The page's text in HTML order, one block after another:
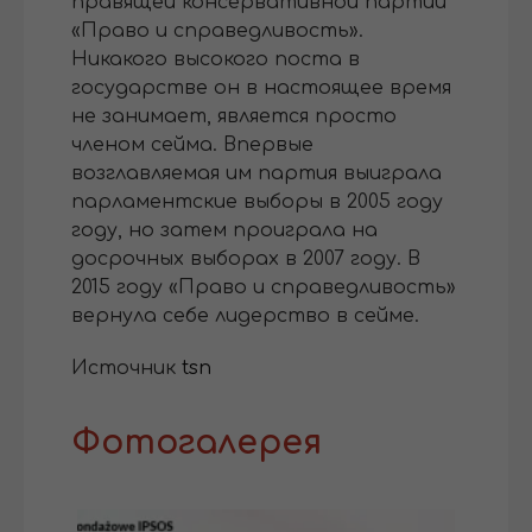
«Право и справедливость».
Никакого высокого поста в
государстве он в настоящее время
не занимает, является просто
членом сейма. Впервые
возглавляемая им партия выиграла
парламентские выборы в 2005 году
году, но затем проиграла на
досрочных выборах в 2007 году. В
2015 году «Право и справедливость»
вернула себе лидерство в сейме.
Источник tsn
Фотогалерея